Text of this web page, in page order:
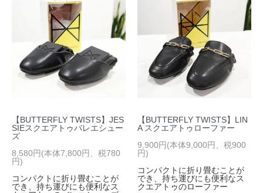
【BUTTERFLY TWISTS】JES
SIEスクエアトゥバレエシュー
ズ
8,580円(本体7,800円、税780
円)
コンパクトに折り畳むことが
でき、持ち運びにも便利なス
【BUTTERFLY TWISTS】LIN
A スクエアトゥローファー
9,900円(本体9,000円、税900
円)
コンパクトに折り畳むことが
でき、持ち運びにも便利なス
クエアトゥのローファー